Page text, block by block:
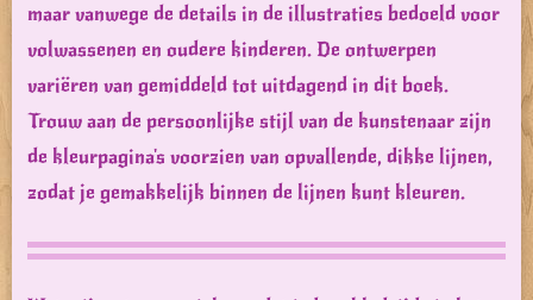
maar vanwege de details in de illustraties bedoeld voor
volwassenen en oudere kinderen. De ontwerpen
variëren van gemiddeld tot uitdagend in dit boek.
Trouw aan de persoonlijke stijl van de kunstenaar zijn
de kleurpagina's voorzien van opvallende, dikke lijnen,
zodat je gemakkelijk binnen de lijnen kunt kleuren.